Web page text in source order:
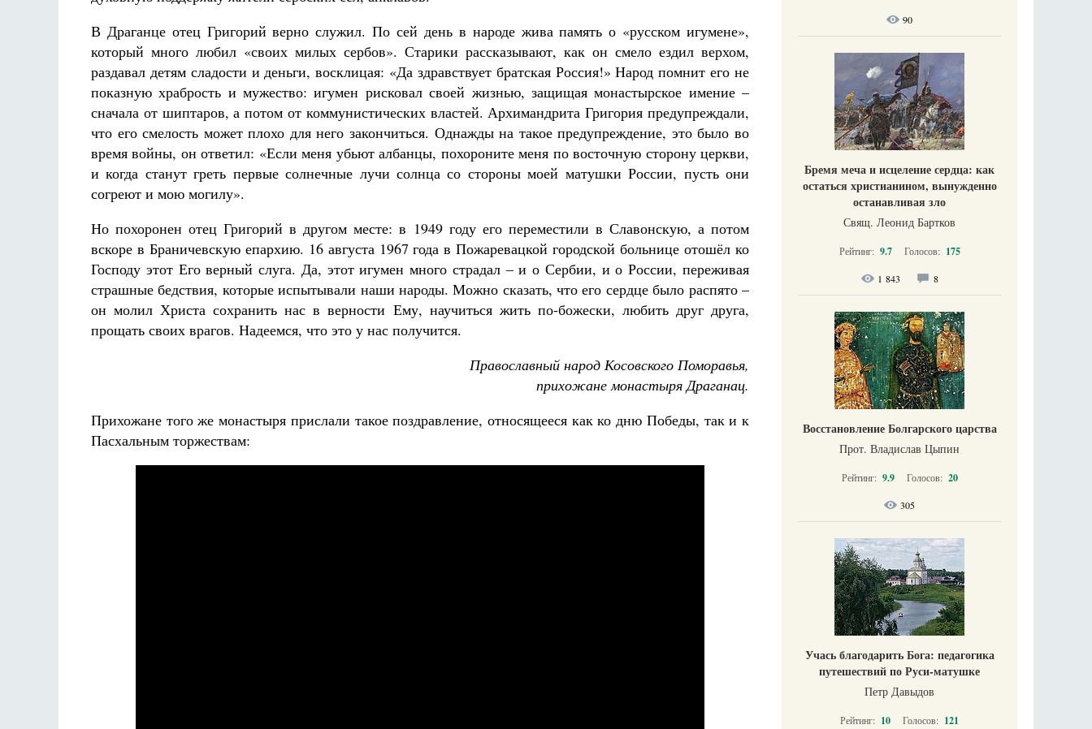
В Драганце отец Григорий верно служил. По сей день в народе жива память о «русском игумене»,
который много любил «своих милых сербов». Старики рассказывают, как он смело ездил верхом,
раздавал детям сладости и деньги, восклицая: «Да здравствует братская Россия!» Народ помнит его не
показную храбрость и мужество: игумен рисковал своей жизнью, защищая монастырское имение –
сначала от шиптаров, а потом от коммунистических властей. Архимандрита Григория предупреждали,
что его смелость может плохо для него закончиться. Однажды на такое предупреждение, это было во
время войны, он ответил: «Если меня убьют албанцы, похороните меня по восточную сторону церкви,
и когда станут греть первые солнечные лучи солнца со стороны моей матушки России, пусть они
согреют и мою могилу».
Но похоронен отец Григорий в другом месте: в 1949 году его переместили в Славонскую, а потом
вскоре в Браничевскую епархию. 16 августа 1967 года в Пожаревацкой городской больнице отошёл ко
Господу этот Его верный слуга. Да, этот игумен много страдал – и о Сербии, и о России, переживая
страшные бедствия, которые испытывали наши народы. Можно сказать, что его сердце было распято –
он молил Христа сохранить нас в верности Ему, научиться жить по-божески, любить друг друга,
прощать своих врагов. Надеемся, что это у нас получится.
Православный народ Косовского Поморавья,
прихожане монастыря Драганац.
Прихожане того же монастыря прислали такое поздравление, относящееся как ко дню Победы, так и к
Пасхальным торжествам:
90
Бремя меча и исцеление сердца: как
остаться христианином, вынужденно
останавливая зло
Свящ. Леонид Бартков
Рейтинг: 9.7 Голосов: 175
1 843 8
Восстановление Болгарского царства
Прот. Владислав Цыпин
Рейтинг: 9.9 Голосов: 20
305
Учась благодарить Бога: педагогика
путешествий по Руси-матушке
Петр Давыдов
Рейтинг: 10 Голосов: 121